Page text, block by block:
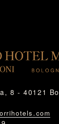
8 - 40121